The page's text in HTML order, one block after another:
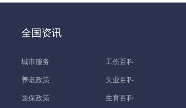
全国资讯
城市服务
养老政策
医保政策
工伤百科
失业百科
生育百科